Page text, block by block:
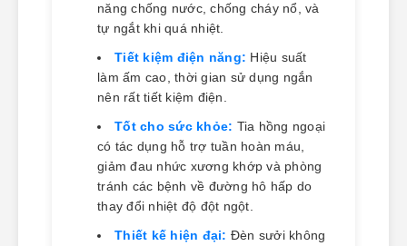
năng chống nước, chống cháy nổ, và
tự ngắt khi quá nhiệt.
Tiết kiệm điện năng: Hiệu suất
làm ấm cao, thời gian sử dụng ngắn
nên rất tiết kiệm điện.
Tốt cho sức khỏe: Tia hồng ngoại
có tác dụng hỗ trợ tuần hoàn máu,
giảm đau nhức xương khớp và phòng
tránh các bệnh về đường hô hấp do
thay đổi nhiệt độ đột ngột.
Thiết kế hiện đại: Đèn sưởi không